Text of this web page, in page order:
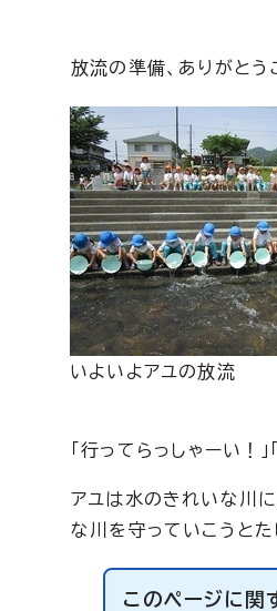
放流の準備、ありがとう
いよいよアユの放流
「行ってらっしゃーい！
アユは水のきれいな川
な川を守っていこうとた
このページに関